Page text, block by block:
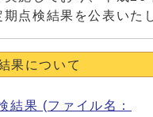
点検結果を公表いた
果について
結果 (ファイル名：